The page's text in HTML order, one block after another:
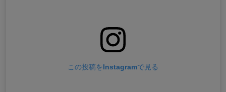
この投稿をInstagramで見る